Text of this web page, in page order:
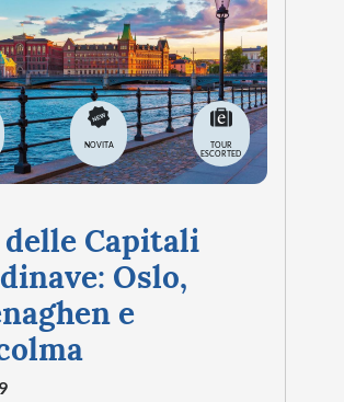
NOVITA
TOUR
ESCORTED
Capitali
Oslo,
e